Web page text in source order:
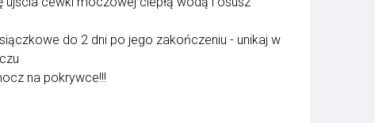
do 2 dni po jego zakończeniu - unikaj w
na pokrywce!!!